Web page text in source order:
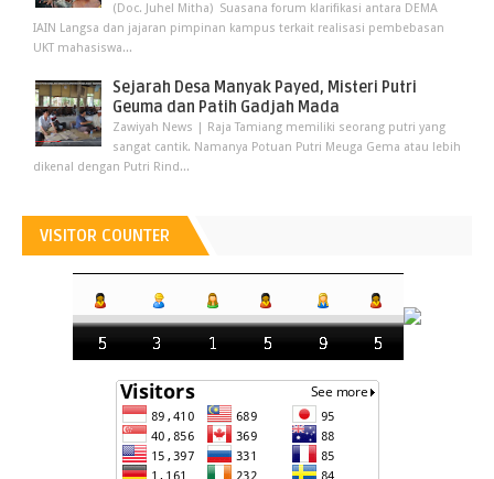
(Doc. Juhel Mitha) Suasana forum klarifikasi antara DEMA
IAIN Langsa dan jajaran pimpinan kampus terkait realisasi pembebasan
UKT mahasiswa...
Sejarah Desa Manyak Payed, Misteri Putri
Geuma dan Patih Gadjah Mada
Zawiyah News | Raja Tamiang memiliki seorang putri yang
sangat cantik. Namanya Potuan Putri Meuga Gema atau lebih
dikenal dengan Putri Rind...
VISITOR COUNTER